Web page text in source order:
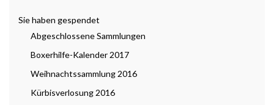
Sie haben gespendet
Abgeschlossene Sammlungen
Boxerhilfe-Kalender 2017
Weihnachtssammlung 2016
Kürbisverlosung 2016